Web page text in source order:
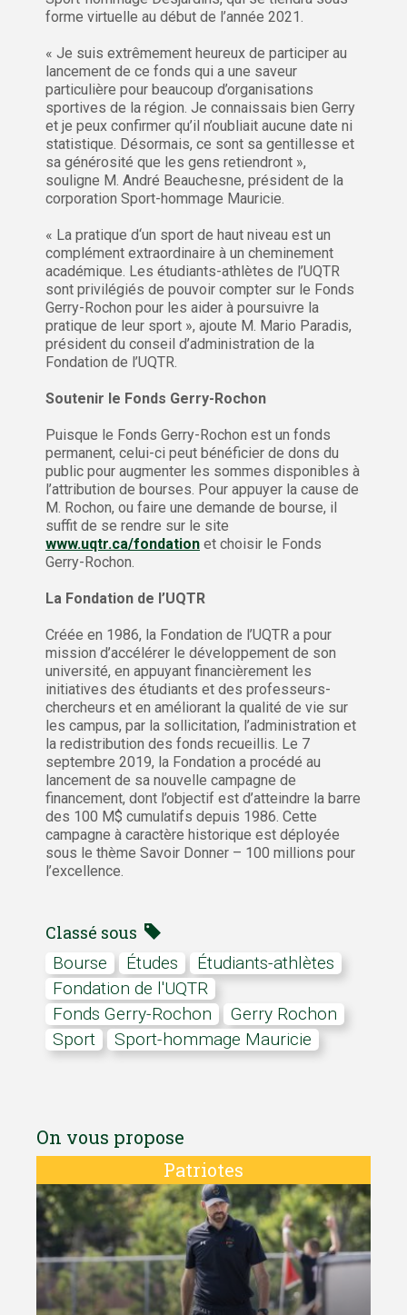
forme virtuelle au début de l’année 2021.
« Je suis extrêmement heureux de participer au
lancement de ce fonds qui a une saveur
particulière pour beaucoup d’organisations
sportives de la région. Je connaissais bien Gerry
et je peux confirmer qu’il n’oubliait aucune date ni
statistique. Désormais, ce sont sa gentillesse et
sa générosité que les gens retiendront »,
souligne M. André Beauchesne, président de la
corporation Sport-hommage Mauricie.
« La pratique d‘un sport de haut niveau est un
complément extraordinaire à un cheminement
académique. Les étudiants-athlètes de l’UQTR
sont privilégiés de pouvoir compter sur le Fonds
Gerry-Rochon pour les aider à poursuivre la
pratique de leur sport », ajoute M. Mario Paradis,
président du conseil d’administration de la
Fondation de l’UQTR.
Soutenir le Fonds Gerry-Rochon
Puisque le Fonds Gerry-Rochon est un fonds
permanent, celui-ci peut bénéficier de dons du
public pour augmenter les sommes disponibles à
l’attribution de bourses. Pour appuyer la cause de
M. Rochon, ou faire une demande de bourse, il
suffit de se rendre sur le site
www.uqtr.ca/fondation et choisir le Fonds
Gerry-Rochon.
La Fondation de l’UQTR
Créée en 1986, la Fondation de l’UQTR a pour
mission d’accélérer le développement de son
université, en appuyant financièrement les
initiatives des étudiants et des professeurs-
chercheurs et en améliorant la qualité de vie sur
les campus, par la sollicitation, l’administration et
la redistribution des fonds recueillis. Le 7
septembre 2019, la Fondation a procédé au
lancement de sa nouvelle campagne de
financement, dont l’objectif est d’atteindre la barre
des 100 M$ cumulatifs depuis 1986. Cette
campagne à caractère historique est déployée
sous le thème Savoir Donner – 100 millions pour
l’excellence.
Classé sous
Bourse études
étudiants-athlètes
Fondation de l'UQTR
Fonds Gerry-Rochon
Gerry Rochon
Sport
Sport-hommage Mauricie
On vous propose
Patriotes